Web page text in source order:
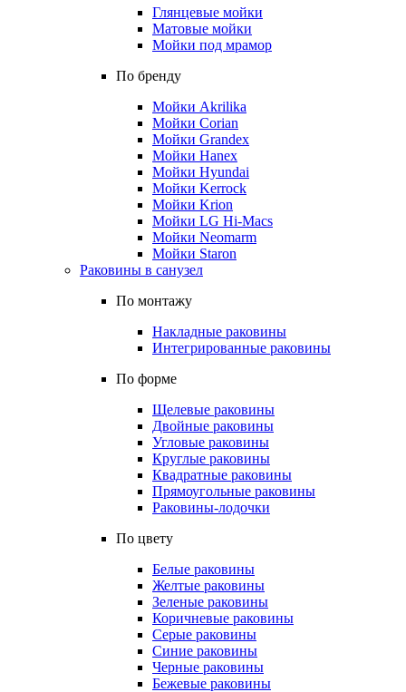
Глянцевые мойки
Матовые мойки
Мойки под мрамор
По бренду
Мойки Akrilika
Мойки Corian
Мойки Grandex
Мойки Hanex
Мойки Hyundai
Мойки Kerrock
Мойки Krion
Мойки LG Hi-Macs
Мойки Neomarm
Мойки Staron
Раковины в санузел
По монтажу
Накладные раковины
Интегрированные раковины
По форме
Щелевые раковины
Двойные раковины
Угловые раковины
Круглые раковины
Квадратные раковины
Прямоугольные раковины
Раковины-лодочки
По цвету
Белые раковины
Желтые раковины
Зеленые раковины
Коричневые раковины
Серые раковины
Синие раковины
Черные раковины
Бежевые раковины